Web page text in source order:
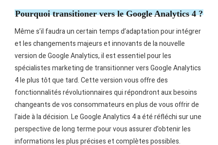
Pourquoi transitioner vers le Google Analytics 4 ?
Même s’il faudra un certain temps d’adaptation pour intégrer
et les changements majeurs et innovants de la nouvelle
version de Google Analytics, il est essentiel pour les
spécialistes marketing de transitionner vers Google Analytics
4 le plus tôt que tard. Cette version vous offre des
fonctionnalités révolutionnaires qui répondront aux besoins
changeants de vos consommateurs en plus de vous offrir de
l’aide à la décision. Le Google Analytics 4 a été réfléchi sur une
perspective de long terme pour vous assurer d’obtenir les
informations les plus précises et complètes possibles.